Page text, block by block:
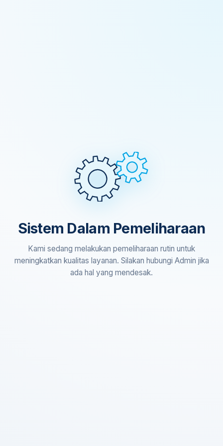
Sistem Dalam Pemeliharaan
Kami sedang melakukan pemeliharaan rutin untuk
meningkatkan kualitas layanan. Silakan hubungi Admin jika
ada hal yang mendesak.